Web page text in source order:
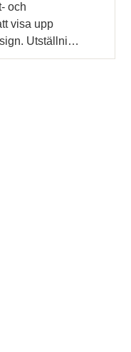
och
visa upp
Utställni…